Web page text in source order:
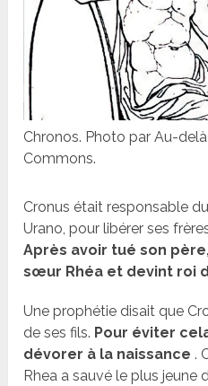
Chronos. Photo par Au-
Commons.
Cronus était responsable
Urano, pour libérer ses
Après avoir tué son
sœur Rhéa et devint roi
Une prophétie disait que
de ses fils. Pour éviter
dévorer à la naissance .
Rhea a sauvé le plus jeune